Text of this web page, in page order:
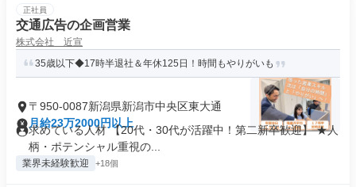
正社員
交通広告の企画営業
株式会社 近宣
35歳以下◆17時半退社＆年休125日！時間もやりがいも
〒950-0087新潟県新潟市中央区東大通
月給23万2000円以上
求めている人材 【20代・30代が活躍中！第二新卒歓迎】 ★人
柄・ポテンシャル重視の...
業界未経験歓迎 +18個